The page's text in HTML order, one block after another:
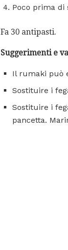
Poco prima di
Fa 30 antipasti.
Suggerimenti e
Il rumaki può
Sostituire i
Sostituire i
pancetta.